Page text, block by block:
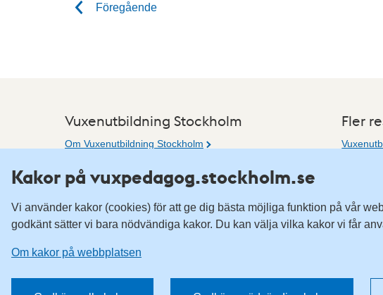
Föregående
Vuxenutbildning Stockholm
Om Vuxenutbildning Stockholm
Om kakor på webbplatsen
Fler
Kakor på vuxpedagog.stockholm.se
Vi använder kakor (cookies) för att ge dig bästa möjliga funktion på vår
godkänt sätter vi bara nödvändiga kakor. Du kan välja vilka kakor vi får
Om kakor på webbplatsen